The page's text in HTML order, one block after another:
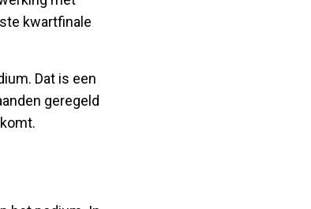
kwartfinale
Dat is een
geregeld